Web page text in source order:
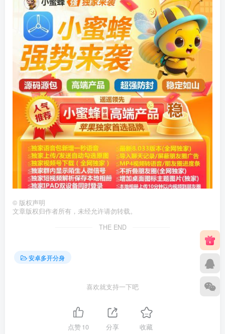
© 版权声明
文章版权归作者所有，未经允许请勿转载。
THE END
安卓多开分身
喜欢就支持一下吧
点赞10 分享 收藏